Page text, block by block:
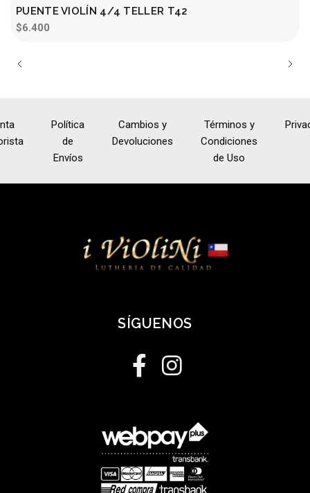
PUENTE VIOLÍN 4/4 TELLER T42
$6.400
Política
de
Envíos
Cambios y
Devoluciones
Términos y
Condiciones
de Uso
SÍGUENOS